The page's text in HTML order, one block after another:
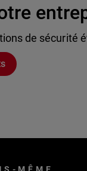
de sécurité